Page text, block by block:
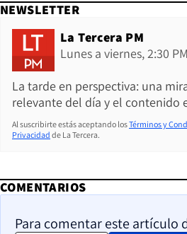
NEWSLETTER
La Tercera PM
Lunes a viernes, 2:30 PM
La tarde en perspectiva: una
relevante del día y el contenido
Al suscribirte estás aceptando losTérminos y
Privacidad de La Tercera.
COMENTARIOS
Para comentar este artículo